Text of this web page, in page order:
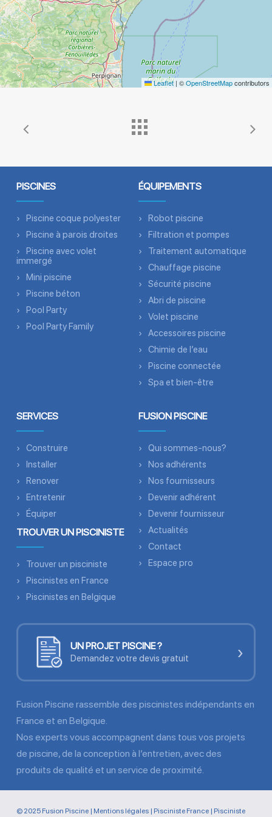
Leaflet | ©OpenStreetMapcontributors
PISCINES
Piscine coque polyester
Piscine à parois droites
Piscine avec volet
immergé
Mini piscine
Piscine béton
Pool Party
Pool Party Family
ÉQUIPEMENTS
Robot piscine
Filtration et pompes
Traitement automatique
Chauffage piscine
Sécurité piscine
Abri de piscine
Volet piscine
Accessoires piscine
Chimie de l’eau
Piscine connectée
Spa et bien-être
SERVICES
Construire
Installer
Renover
Entretenir
Équiper
TROUVER UN PISCINISTE
Trouver un pisciniste
Piscinistes en France
Piscinistes en Belgique
FUSION PISCINE
Qui sommes-nous?
Nos adhérents
Nos fournisseurs
Devenir adhérent
Devenir fournisseur
Actualités
Contact
Espace pro
UN PROJET PISCINE ?
Demandez votre devis gratuit ›
Fusion Piscine rassemble des piscinistes indépendants en
France et en Belgique.
Nos experts vous accompagnent dans tous vos projets
de piscine, de la conception à l’entretien, avec des
produits de qualité et un service de proximité.
© 2025 Fusion Piscine | Mentions légales| Pisciniste France| Pisciniste